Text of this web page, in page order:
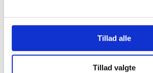
Tillad alle
Tillad valgte
Lyngby Twist Vase
RO201022
H31 Cm